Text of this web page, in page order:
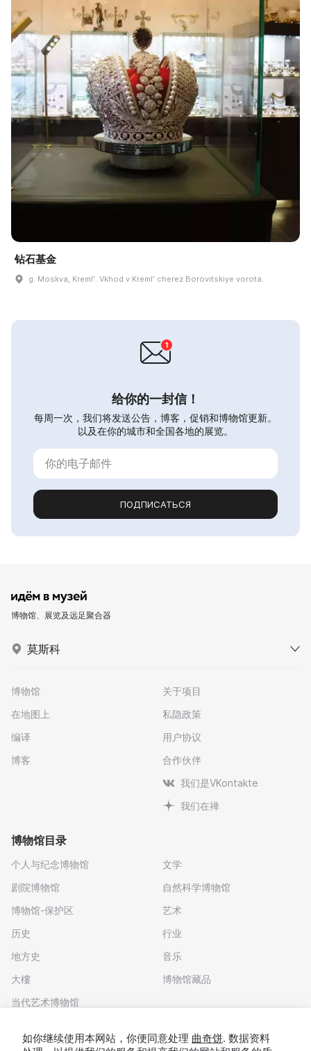
钻石基金
g. Moskva, Kremlʹ. Vkhod v Kremlʹ cherez Borovitskiye vorota.
给你的一封信！
每周一次，我们将发送公告，博客，促销和博物馆更新。
以及在你的城市和全国各地的展览。
ПОДПИСАТЬСЯ
博物馆、展览及远足聚合器
莫斯科
博物馆
在地图上
编译
博客
关于项目
私隐政策
用户协议
合作伙伴
我们是VKontakte
我们在禅
博物馆目录
个人与纪念博物馆
剧院博物馆
博物馆-保护区
历史
地方史
大樓
当代艺术博物馆
文学
自然科学博物馆
艺术
行业
音乐
博物馆藏品
如你继续使用本网站，你便同意处理 曲奇饼. 数据资料